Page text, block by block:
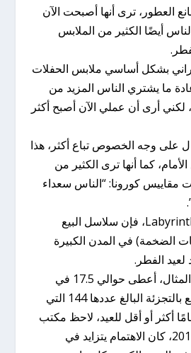
العطور، ترى أنها أصبحت الآن
أيضًا الكثير من الملابس
بشكل أساسي ملابس الحفلات
ما يشتري الناس المزيد من
لكني أرى أن عملي الآن أصبح أكثر
على وجه الخصوص تباع أكثر، هذا
كما أنها ترى الكثير من
مقاييس كورونا: “الناس سعداء
وفقًا لوكالة الأبحاث Labyrinth، فإن سلاسل البيع
الضخمة) في المدن الكبيرة
الفطر.
هذا العام، على سبيل المثال، أعطى حوالي 17.5 في
المائة من سلاسل البيع بالتجزئة البالغ عددها 144 التي
أكثر أو أقل للعيد، لاحظ مكتب
الأبحاث أنه منذ عام 2016، كان الاهتمام يتزايد في